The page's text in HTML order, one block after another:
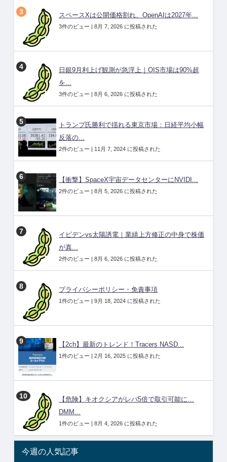
スペースXは公開価格割れ、OpenAIは2027年...
3件のビュー | 8月 7, 2026 に投稿された
日銀9月利上げ観測が急浮上｜OIS市場は90%超
を...
3件のビュー | 8月 6, 2026 に投稿された
トランプ氏勝利で揺れる東京市場：日経平均小幅
反落の...
2件のビュー | 11月 7, 2024 に投稿された
【衝撃】SpaceX宇宙データセンターにNVIDI...
2件のビュー | 8月 5, 2026 に投稿された
イビデンvs太陽誘電｜業績上方修正の中身で株価
が真...
2件のビュー | 8月 6, 2026 に投稿された
プライバシーポリシー・免責事項
1件のビュー | 9月 18, 2024 に投稿された
【2ch】最新のトレンド！Tracers NASD...
1件のビュー | 2月 16, 2025 に投稿された
【危険】キオクシアがレバ5倍で取引可能に…
DMM...
1件のビュー | 8月 4, 2026 に投稿された
今週の人気記事